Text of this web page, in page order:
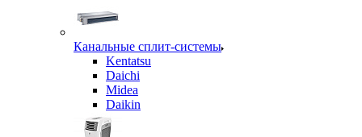
Канальные сплит-системы
Kentatsu
Daichi
Midea
Daikin